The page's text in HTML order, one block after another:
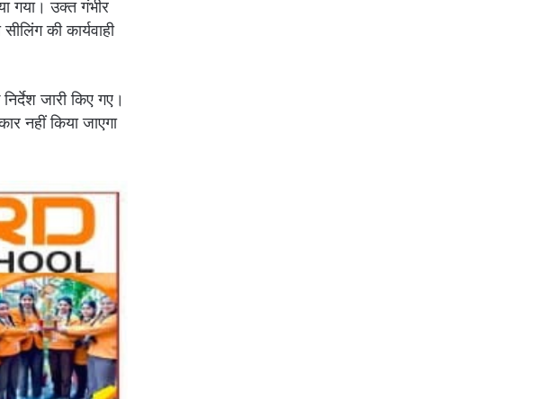
गया। उक्त गंभीर
की कार्यवाही
जारी किए गए।
नहीं किया जाएगा